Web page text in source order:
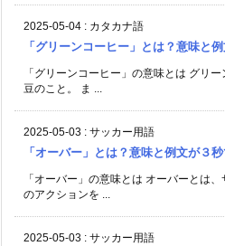
2025-05-04 : カタカナ語
「グリーンコーヒー」とは？意味と
「グリーンコーヒー」の意味とは グリ
豆のこと。 ま ...
2025-05-03 : サッカー用語
「オーバー」とは？意味と例文が３秒
「オーバー」の意味とは オーバーとは
のアクションを ...
2025-05-03 : サッカー用語